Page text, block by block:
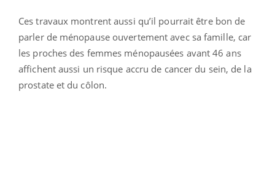
Ces travaux montrent aussi qu’il pourrait être bon de
parler de ménopause ouvertement avec sa famille, car
les proches des femmes ménopausées avant 46 ans
affichent aussi un risque accru de cancer du sein, de la
prostate et du côlon.